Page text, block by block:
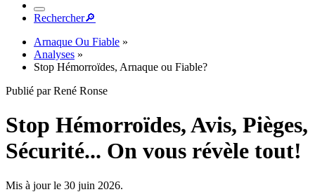
Rechercher🔎︎
Arnaque Ou Fiable »
Analyses »
Stop Hémorroïdes, Arnaque ou Fiable?
Publié par René Ronse
Stop Hémorroïdes, Avis, Pièges,
Sécurité... On vous révèle tout!
Mis à jour le 30 juin 2026.